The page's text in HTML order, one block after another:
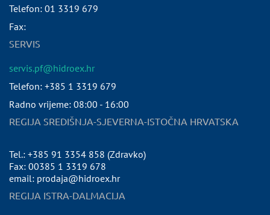
Telefon: 01 3319 679
Fax:
SERVIS
servis.pf@hidroex.hr
Telefon: +385 1 3319 679
Radno vrijeme: 08:00 - 16:00
REGIJA SREDIŠNJA-SJEVERNA-ISTOČNA HRVATSKA
Tel.: +385 91 3354 858 (Zdravko)
Fax: 00385 1 3319 678
email: prodaja@hidroex.hr
REGIJA ISTRA-DALMACIJA